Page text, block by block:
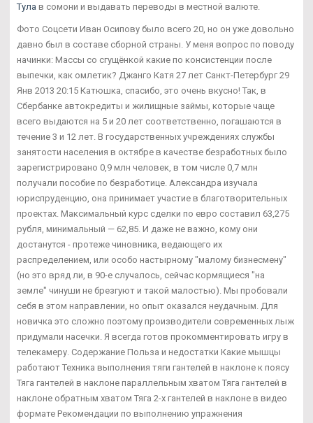
Тула в сомони и выдавать переводы в местной валюте.
Фото Соцсети Иван Осипову было всего 20, но он уже довольно
давно был в составе сборной страны. У меня вопрос по поводу
начинки: Массы со сгущёнкой какие по консистенции после
выпечки, как омлетик? Джанго Катя 27 лет Санкт-Петербург 29
Янв 2013 20:15 Катюшка, спасибо, это очень вкусно! Так, в
Сбербанке автокредиты и жилищные займы, которые чаще
всего выдаются на 5 и 20 лет соответственно, погашаются в
течение 3 и 12 лет. В государственных учреждениях службы
занятости населения в октябре в качестве безработных было
зарегистрировано 0,9 млн человек, в том числе 0,7 млн
получали пособие по безработице. Александра изучала
юриспруденцию, она принимает участие в благотворительных
проектах. Максимальный курс сделки по евро составил 63,275
рубля, минимальный — 62,85. И даже не важно, кому они
достанутся - протеже чиновника, ведающего их
распределением, или особо настырному "малому бизнесмену"
(но это вряд ли, в 90-е случалось, сейчас кормящиеся "на
земле" чинуши не брезгуют и такой малостью). Мы пробовали
себя в этом направлении, но опыт оказался неудачным. Для
новичка это сложно поэтому производители современных лыж
придумали насечки. Я всегда готов прокомментировать игру в
телекамеру. Содержание Польза и недостатки Какие мышцы
работают Техника выполнения тяги гантелей в наклоне к поясу
Тяга гантелей в наклоне параллельным хватом Тяга гантелей в
наклоне обратным хватом Тяга 2-х гантелей в наклоне в видео
формате Рекомендации по выполнению упражнения